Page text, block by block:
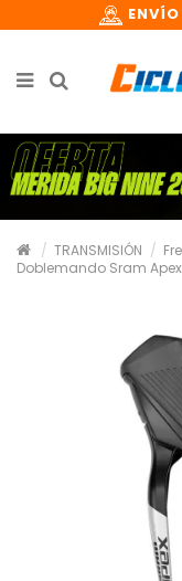
TRANSMISIÓN
Doblemando Sram